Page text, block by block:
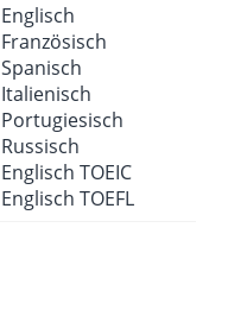
Englisch
Französisch
Spanisch
Italienisch
Portugiesisch
Russisch
Englisch TOEIC
Englisch TOEFL